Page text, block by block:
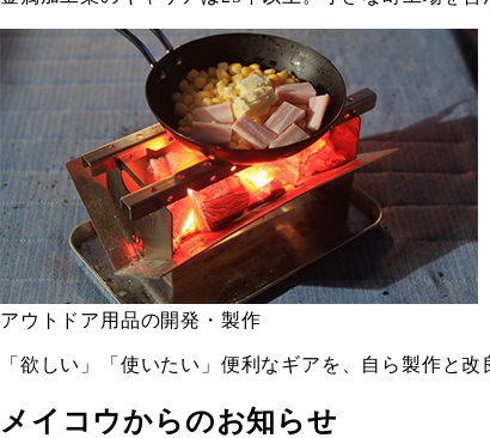
アウトドア用品の開発・製作
「欲しい」「使いたい」便利なギアを、自ら製作と
メイコウからのお知らせ